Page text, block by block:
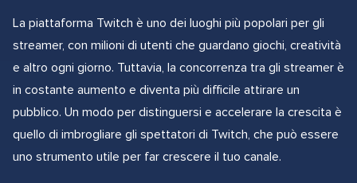
La piattaforma Twitch è uno dei luoghi più popolari per gli
streamer, con milioni di utenti che guardano giochi, creatività
e altro ogni giorno. Tuttavia, la concorrenza tra gli streamer è
in costante aumento e diventa più difficile attirare un
pubblico. Un modo per distinguersi e accelerare la crescita è
quello di imbrogliare gli spettatori di Twitch, che può essere
uno strumento utile per far crescere il tuo canale.